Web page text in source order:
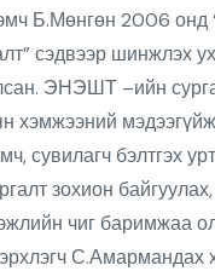
Б.Мөнгөн 2006 онд
сэдвээр шинжлэх
ЭНЭШТ –ийн
хэмжээний
сувилагч бэлтгэх
зохион
чиг баримжаа
С.Амармандах